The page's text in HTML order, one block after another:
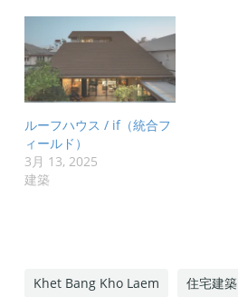
ルーフハウス / if（統合フ
ィールド）
3月 13, 2025
建築
Khet Bang Kho Laem 住宅建築